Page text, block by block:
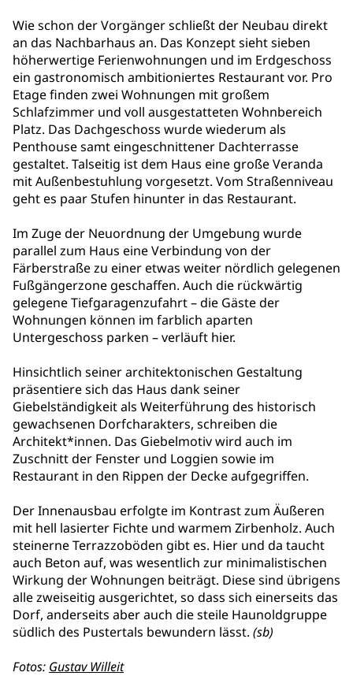
Wie schon der Vorgänger schließt der Neubau direkt
an das Nachbarhaus an. Das Konzept sieht sieben
höherwertige Ferienwohnungen und im Erdgeschoss
ein gastronomisch ambitioniertes Restaurant vor. Pro
Etage finden zwei Wohnungen mit großem
Schlafzimmer und voll ausgestatteten Wohnbereich
Platz. Das Dachgeschoss wurde wiederum als
Penthouse samt eingeschnittener Dachterrasse
gestaltet. Talseitig ist dem Haus eine große Veranda
mit Außenbestuhlung vorgesetzt. Vom Straßenniveau
geht es paar Stufen hinunter in das Restaurant.
Im Zuge der Neuordnung der Umgebung wurde
parallel zum Haus eine Verbindung von der
Färberstraße zu einer etwas weiter nördlich gelegenen
Fußgängerzone geschaffen. Auch die rückwärtig
gelegene Tiefgaragenzufahrt – die Gäste der
Wohnungen können im farblich aparten
Untergeschoss parken – verläuft hier.
Hinsichtlich seiner architektonischen Gestaltung
präsentiere sich das Haus dank seiner
Giebelständigkeit als Weiterführung des historisch
gewachsenen Dorfcharakters, schreiben die
Architekt*innen. Das Giebelmotiv wird auch im
Zuschnitt der Fenster und Loggien sowie im
Restaurant in den Rippen der Decke aufgegriffen.
Der Innenausbau erfolgte im Kontrast zum Äußeren
mit hell lasierter Fichte und warmem Zirbenholz. Auch
steinerne Terrazzoböden gibt es. Hier und da taucht
auch Beton auf, was wesentlich zur minimalistischen
Wirkung der Wohnungen beiträgt. Diese sind übrigens
alle zweiseitig ausgerichtet, so dass sich einerseits das
Dorf, anderseits aber auch die steile Haunoldgruppe
südlich des Pustertals bewundern lässt. (sb)
Fotos: Gustav Willeit